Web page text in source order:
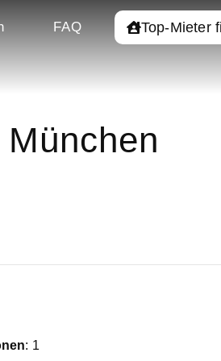
FAQ Top-Mieter
: 1